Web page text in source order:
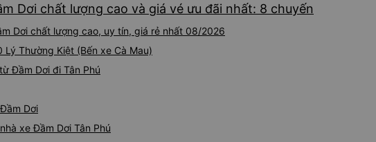
Dơi chất lượng cao và giá vé ưu đãi nhất: 8 chuyến
Dơi chất lượng cao, uy tín, giá rẻ nhất 08/2026
Lý Thường Kiệt (Bến xe Cà Mau)
Đầm Dơi đi Tân Phú
Dơi
xe Đầm Dơi Tân Phú